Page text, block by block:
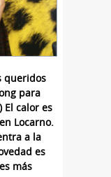
queridos
para
El calor es
Locarno.
a la
es
más